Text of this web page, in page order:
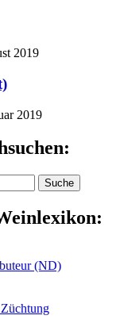
2019
2019
Suche
(ND)